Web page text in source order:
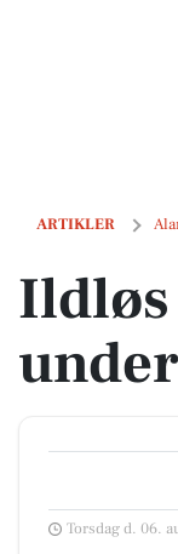
ARTIKLER
Ildløs i
Torsdag d. 06.